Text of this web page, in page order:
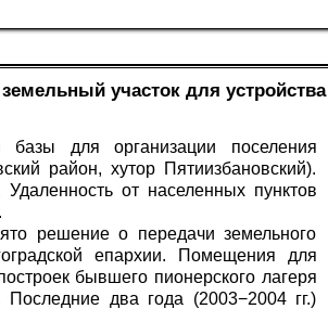
участок для устройства
базы для организации поселения
район, хутор Пятиизбановский).
от населенных пунктов
решение о передачи земельного
епархии. Помещения для
бывшего пионерского лагеря
два года (2003−2004 гг.)